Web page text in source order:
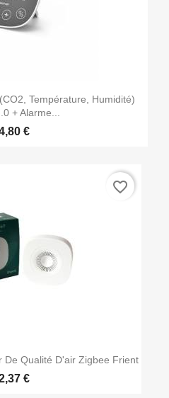
Température, Humidité)
+ Alarme...
€
De Qualité D'air Zigbee Frient
€
favorite_border